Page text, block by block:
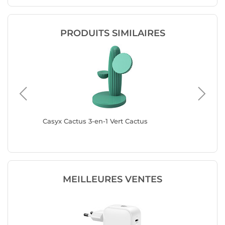
PRODUITS SIMILAIRES
Casyx Cactus 3-en-1 Vert Cactus
MEILLEURES VENTES